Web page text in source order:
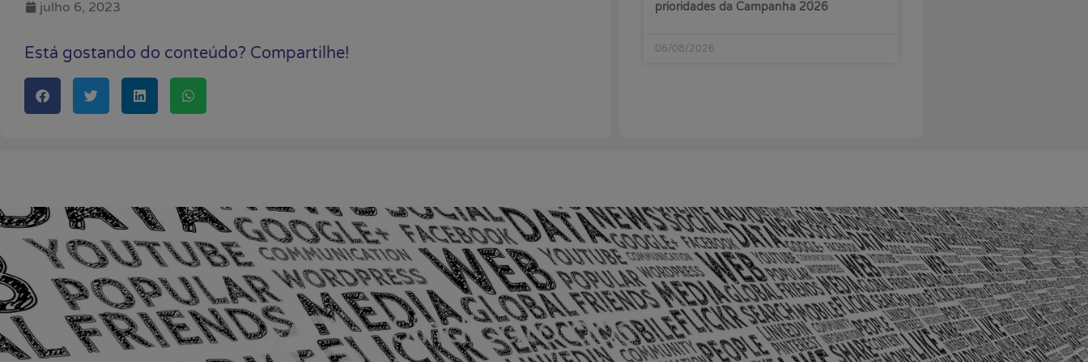
julho 6, 2023
Está gostando do conteúdo? Compartilhe!
prioridades da Campanha 2026
06/08/2026